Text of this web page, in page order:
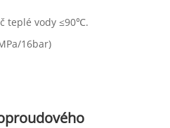
teplé vody ≤90℃.
16bar)